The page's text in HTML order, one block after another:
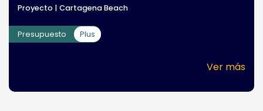
Proyecto | Cartagena Beach
Presupuesto Plus
Ver más